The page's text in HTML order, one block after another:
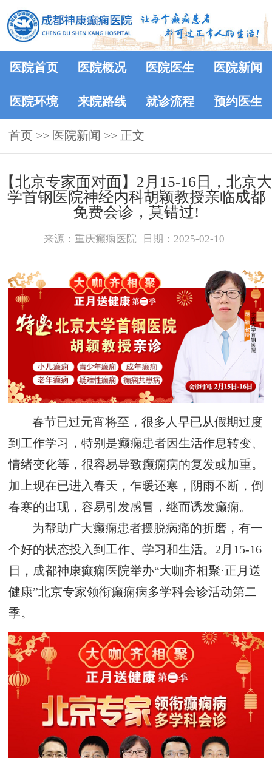
医院首页 医院概况 医院医生 医院新闻
医院环境 来院路线 就诊流程 预约医生
首页 >> 医院新闻 >> 正文
【北京专家面对面】2月15-16日，北京大
学首钢医院神经内科胡颖教授亲临成都
免费会诊，莫错过!
来源：重庆癫痫医院 日期：2025-02-10
春节已过元宵将至，很多人早已从假期过度
到工作学习，特别是癫痫患者因生活作息转变、
情绪变化等，很容易导致癫痫病的复发或加重。
加上现在已进入春天，乍暖还寒，阴雨不断，倒
春寒的出现，容易引发感冒，继而诱发癫痫。
为帮助广大癫痫患者摆脱病痛的折磨，有一
个好的状态投入到工作、学习和生活。2月15-16
日，成都神康癫痫医院举办“大咖齐相聚·正月送
健康”北京专家领衔癫痫病多学科会诊活动第二
季。